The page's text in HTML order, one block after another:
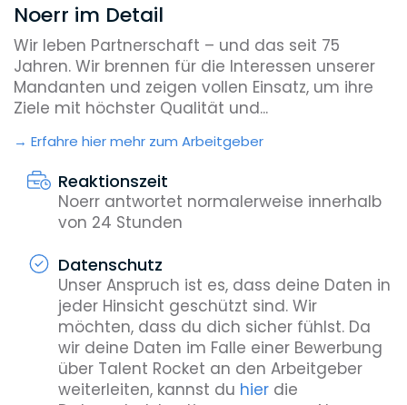
Noerr im Detail
Wir leben Partnerschaft – und das seit 75
Jahren. Wir brennen für die Interessen unserer
Mandanten und zeigen vollen Einsatz, um ihre
Ziele mit höchster Qualität und...
Erfahre hier mehr zum Arbeitgeber
Reaktionszeit
Noerr antwortet normalerweise innerhalb
von 24 Stunden
Datenschutz
Unser Anspruch ist es, dass deine Daten in
jeder Hinsicht geschützt sind. Wir
möchten, dass du dich sicher fühlst. Da
wir deine Daten im Falle einer Bewerbung
über Talent Rocket an den Arbeitgeber
weiterleiten, kannst du hierdie